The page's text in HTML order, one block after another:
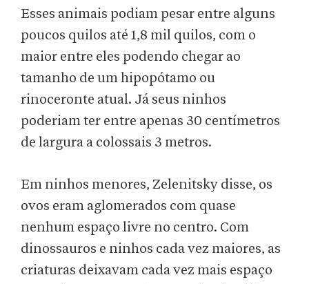
Esses animais podiam pesar entre alguns
poucos quilos até 1,8 mil quilos, com o
maior entre eles podendo chegar ao
tamanho de um hipopótamo ou
rinoceronte atual. Já seus ninhos
poderiam ter entre apenas 30 centímetros
de largura a colossais 3 metros.
Em ninhos menores, Zelenitsky disse, os
ovos eram aglomerados com quase
nenhum espaço livre no centro. Com
dinossauros e ninhos cada vez maiores, as
criaturas deixavam cada vez mais espaço